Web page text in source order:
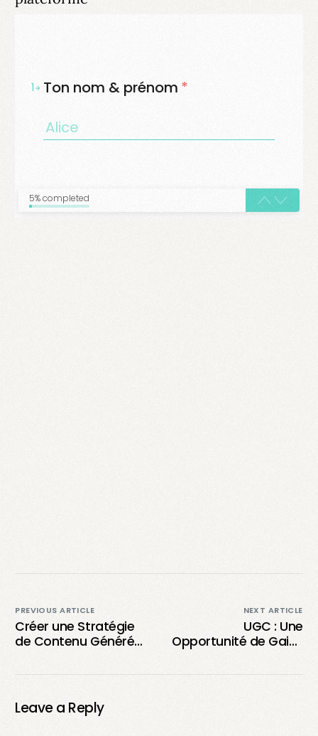
1 Ton nom & prénom *
5% completed
PREVIOUS ARTICLE
Créer une Stratégie
de Contenu Généré
Étapes Clés pour le
NEXT ARTICLE
UGC : Une
Opportunité de Gains
Entreprises ?
Leave a Reply